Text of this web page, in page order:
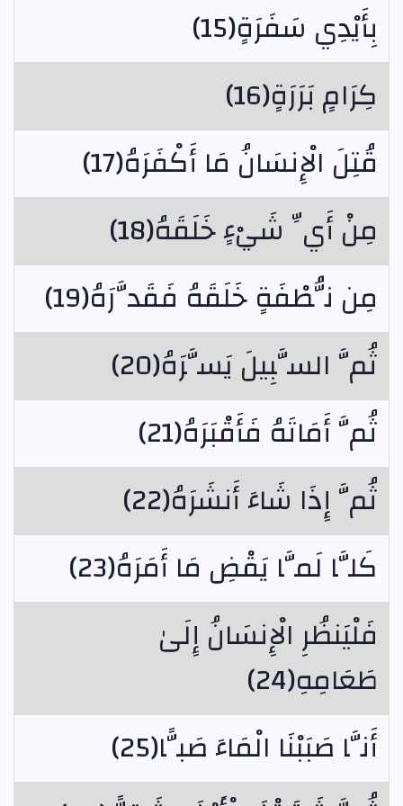
بِأَيْدِي سَفَرَةٍ(15)
كِرَامٍ بَرَرَةٍ(16)
قُتِلَ الْإِنسَانُ مَا أَكْفَرَهُ(17)
مِنْ أَيِّ شَيْءٍ خَلَقَهُ(18)
مِن نُّطْفَةٍ خَلَقَهُ فَقَدَّرَهُ(19)
ثُمَّ السَّبِيلَ يَسَّرَهُ(20)
ثُمَّ أَمَاتَهُ فَأَقْبَرَهُ(21)
ثُمَّ إِذَا شَاءَ أَنشَرَهُ(22)
كَلَّا لَمَّا يَقْضِ مَا أَمَرَهُ(23)
فَلْيَنظُرِ الْإِنسَانُ إِلَىٰ
طَعَامِهِ(24)
أَنَّا صَبَبْنَا الْمَاءَ صَبًّا(25)